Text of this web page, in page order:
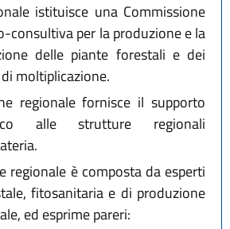
istituisce una Commissione
consultiva per la produzione e la
delle piante forestali e dei
moltiplicazione.
regionale fornisce il supporto
alle strutture regionali
regionale è composta da esperti
fitosanitaria e di produzione
ed esprime pareri: